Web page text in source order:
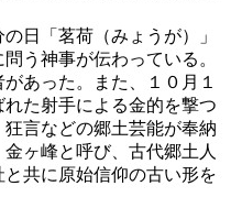
日「茗荷（みょうが）」
う神事が伝わっている。
あった。また、１０月１
た射手による金的を撃つ
言などの郷土芸能が奉納
ヶ峰と呼び、古代郷土人
共に原始信仰の古い形を